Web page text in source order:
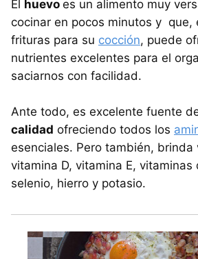
El huevo es un alimento muy
cocinar en pocos minutos y que,
frituras para su cocción, puede
nutrientes excelentes para el
saciarnos con facilidad.
Ante todo, es excelente fuente
calidad ofreciendo todos los
esenciales. Pero también, brinda
vitamina D, vitamina E, vitaminas
selenio, hierro y potasio.